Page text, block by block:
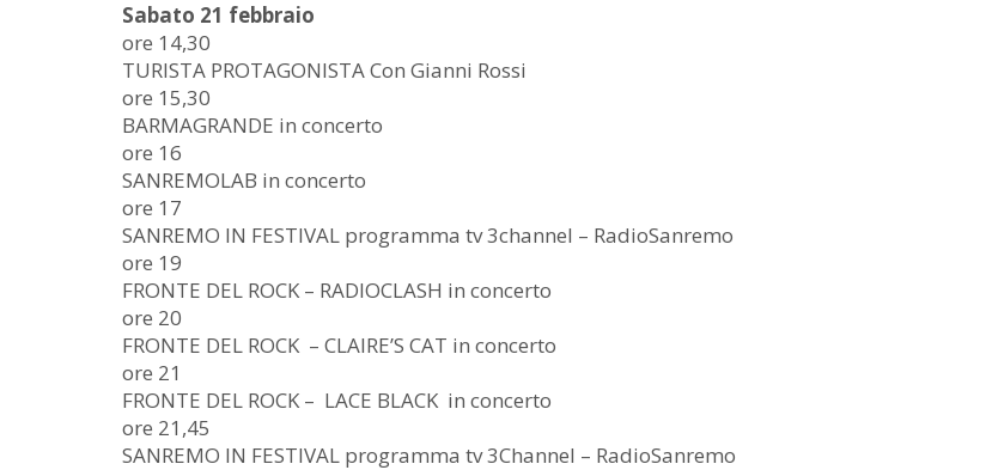
Sabato 21 febbraio
ore 14,30
TURISTA PROTAGONISTA Con Gianni Rossi
ore 15,30
BARMAGRANDE in concerto
ore 16
SANREMOLAB in concerto
ore 17
SANREMO IN FESTIVAL programma tv 3channel – RadioSanremo
ore 19
FRONTE DEL ROCK – RADIOCLASH in concerto
ore 20
FRONTE DEL ROCK – CLAIRE’S CAT in concerto
ore 21
FRONTE DEL ROCK – LACE BLACK in concerto
ore 21,45
SANREMO IN FESTIVAL programma tv 3Channel – RadioSanremo